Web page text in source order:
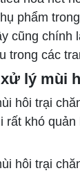
phẩm
cũng chính
trong các
lý mùi
hôi trại
rất khó
hôi trại